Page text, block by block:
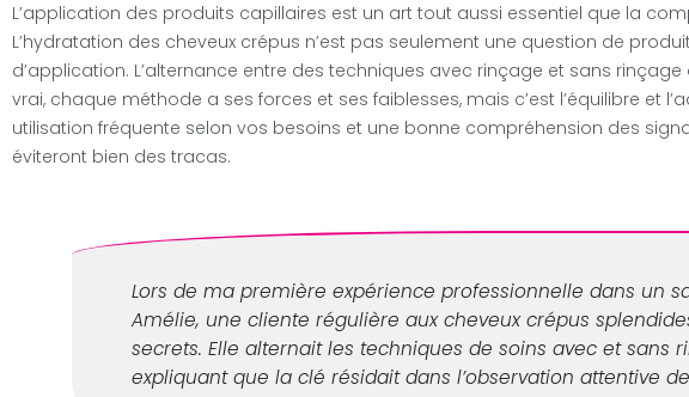
L’application des produits capillaires est un art tout aussi essentiel que la
L’hydratation des cheveux crépus n’est pas seulement une question de
d’application. L’alternance entre des techniques avec rinçage et sans rinçage
vrai, chaque méthode a ses forces et ses faiblesses, mais c’est l’équilibre et
utilisation fréquente selon vos besoins et une bonne compréhension des
éviteront bien des tracas.
Lors de ma première expérience professionnelle dans un
Amélie, une cliente régulière aux cheveux crépus
secrets. Elle alternait les techniques de soins avec et sans
expliquant que la clé résidait dans l’observation attentive